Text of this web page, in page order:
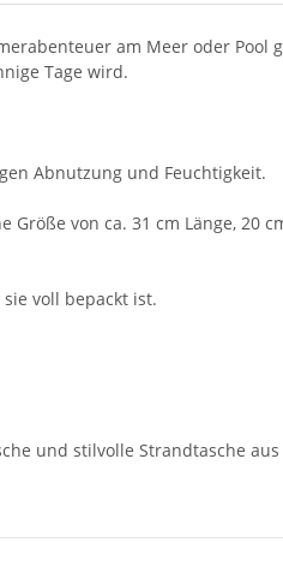
am Meer oder Pool
Tage wird.
Abnutzung und Feuchtigkeit.
von ca. 31 cm Länge, 20
voll bepackt ist.
und stilvolle Strandtasche